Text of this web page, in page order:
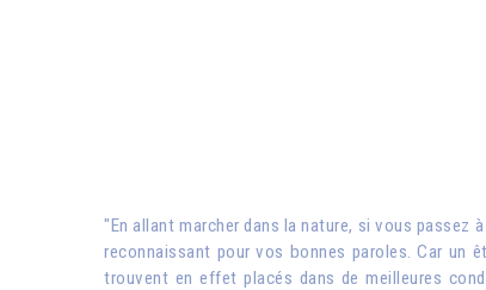
"En allant marcher dans la nature, si vous passez
reconnaissant pour vos bonnes paroles. Car un
trouvent en effet placés dans de meilleures